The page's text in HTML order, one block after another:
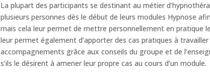
La plupart des participants se destinant au métier
plusieurs personnes dès le début de leurs modules Hypnose
mais cela leur permet de mettre personnellement en pratique
leur permet également d’apporter des cas pratiques à
accompagnements grâce aux conseils du groupe et de
s’ils le désirent à amener leur propre cas au cours d’un module.